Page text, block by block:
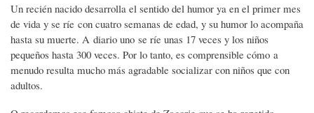
Un recién nacido desarrolla el sentido del humor ya en el primer mes
de vida y se ríe con cuatro semanas de edad, y su humor lo acompaña
hasta su muerte. A diario uno se ríe unas 17 veces y los niños
pequeños hasta 300 veces. Por lo tanto, es comprensible cómo a
menudo resulta mucho más agradable socializar con niños que con
adultos.